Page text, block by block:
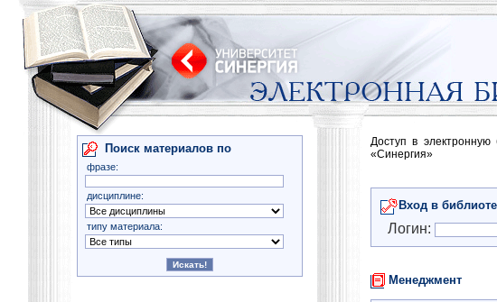
Поиск материалов по
фразе:
дисциплине:
типу материала:
Доступ в электронную
«Синергия»
Вход в
Логин:
Менеджмент